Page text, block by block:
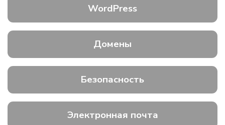
WordPress
Домены
Безопасность
Электронная почта